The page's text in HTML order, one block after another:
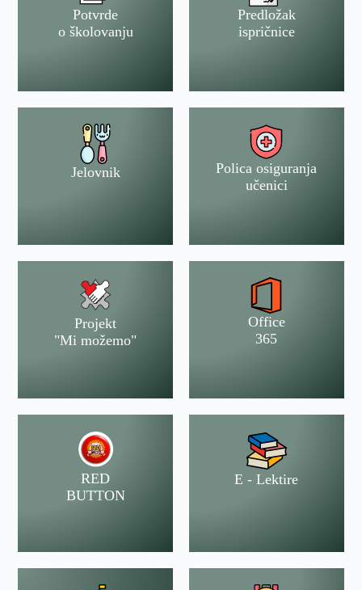
Potvrde
o školovanju
Predložak
ispričnice
Jelovnik
Polica osiguranja
učenici
Projekt
"Mi možemo"
Office
365
RED
BUTTON
E - Lektire